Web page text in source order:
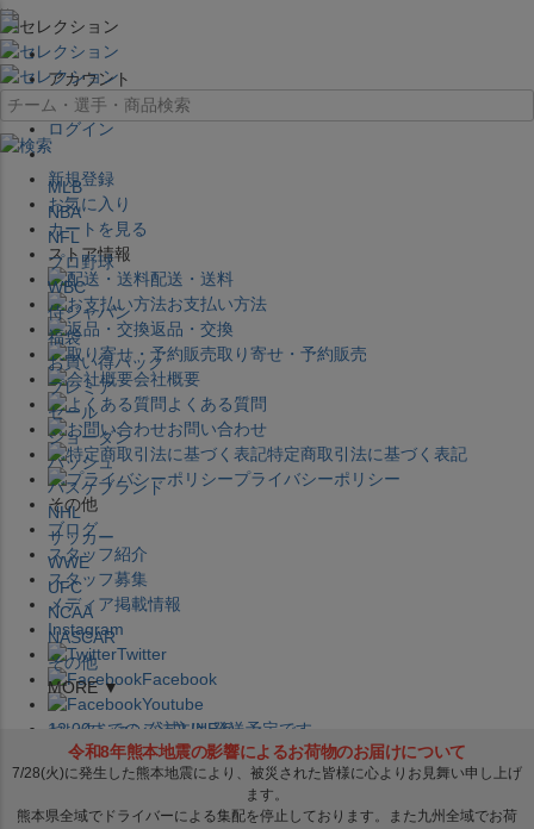
×
アカウント
ログイン
新規登録
お気に入り
カートを見る
ストア情報
配送・送料
お支払い方法
返品・交換
取り寄せ・予約販売
会社概要
よくある質問
お問い合わせ
特定商取引法に基づく表記
プライバシーポリシー
その他
ブログ
スタッフ紹介
スタッフ募集
メディア掲載情報
Instagram
Twitter
Facebook
Youtube
セレクション公式LINE@
MLB
NBA
NFL
プロ野球
WBC
侍ジャパン
福袋
お買い得パック
プレミア
セール
ジョーダン
バッシュ
バスケブランド
NHL
サッカー
WWE
UFC
NCAA
NASCAR
その他
MORE ▼
12:00までのご注文は発送予定です。
在庫品は 1-3営業日内で発送!! ※お取寄せ商品は対象外